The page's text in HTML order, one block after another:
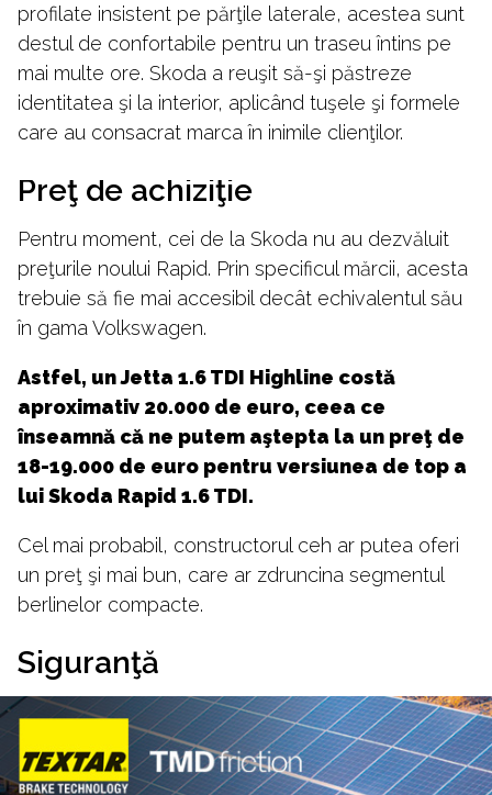
profilate insistent pe părţile laterale, acestea sunt
destul de confortabile pentru un traseu întins pe
mai multe ore. Skoda a reuşit să-şi păstreze
identitatea şi la interior, aplicând tuşele şi formele
care au consacrat marca în inimile clienţilor.
Preţ de achiziţie
Pentru moment, cei de la Skoda nu au dezvăluit
preţurile noului Rapid. Prin specificul mărcii, acesta
trebuie să fie mai accesibil decât echivalentul său
în gama Volkswagen.
Astfel, un Jetta 1.6 TDI Highline costă
aproximativ 20.000 de euro, ceea ce
înseamnă că ne putem aştepta la un preţ de
18-19.000 de euro pentru versiunea de top a
lui Skoda Rapid 1.6 TDI.
Cel mai probabil, constructorul ceh ar putea oferi
un preţ şi mai bun, care ar zdruncina segmentul
berlinelor compacte.
Siguranţă